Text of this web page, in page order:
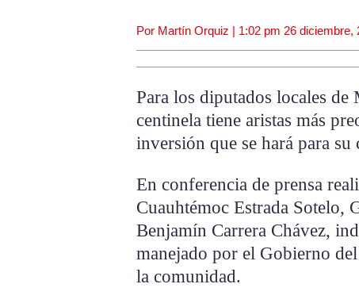
Por Martín Orquiz | 1:02 pm 26 diciembre,
Para los diputados locales
centinela tiene aristas más
inversión que se hará para su
En conferencia de prensa
Cuauhtémoc Estrada Sotelo,
Benjamín Carrera Chávez,
manejado por el Gobierno
la comunidad.